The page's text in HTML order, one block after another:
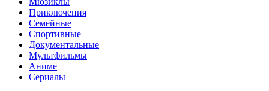
Приключения
Семейные
Спортивные
Документальные
Мультфильмы
Аниме
Сериалы